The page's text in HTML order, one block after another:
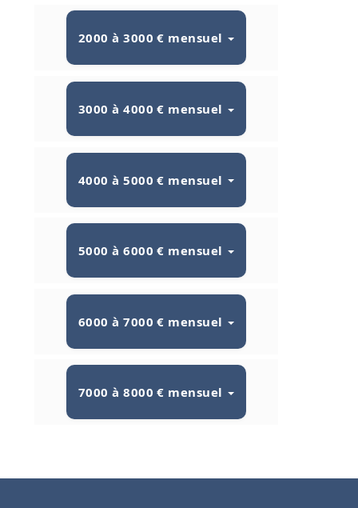
2000 à 3000 € mensuel
3000 à 4000 € mensuel
4000 à 5000 € mensuel
5000 à 6000 € mensuel
6000 à 7000 € mensuel
7000 à 8000 € mensuel